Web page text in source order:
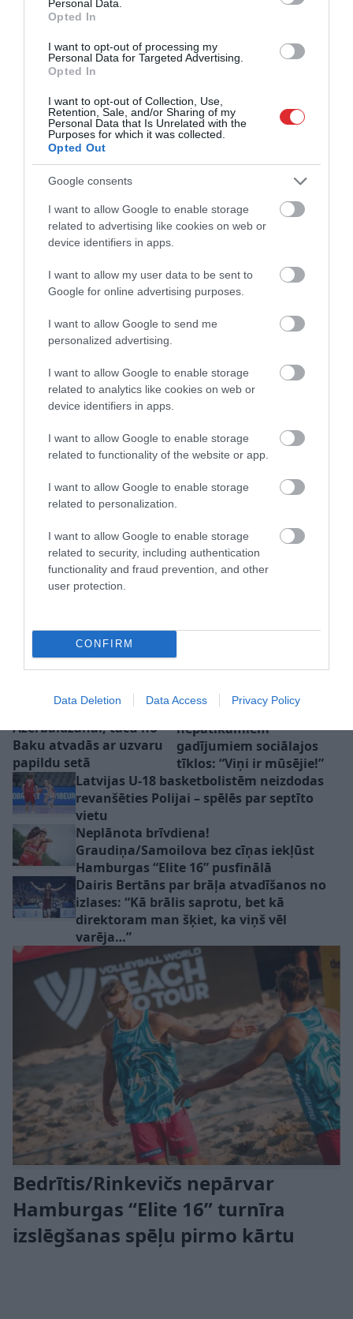
Personal Data.
Opted In
I want to opt-out of processing my
Personal Data for Targeted Advertising.
Opted In
I want to opt-out of Collection, Use,
Retention, Sale, and/or Sharing of my
Personal Data that Is Unrelated with the
Purposes for which it was collected.
Opted Out
Google consents
I want to allow Google to enable storage
related to advertising like cookies on web or
device identifiers in apps.
I want to allow my user data to be sent to
Google for online advertising purposes.
I want to allow Google to send me
personalized advertising.
I want to allow Google to enable storage
related to analytics like cookies on web or
device identifiers in apps.
I want to allow Google to enable storage
related to functionality of the website or app.
I want to allow Google to enable storage
related to personalization.
I want to allow Google to enable storage
related to security, including authentication
functionality and fraud prevention, and other
user protection.
CONFIRM
Data Deletion Data Access Privacy Policy
Latvijas U16 basketbolisti svin
uzvaru pār Turciju otrajā Eiropas
čempionāta mačā
Latvijas izlase pārbaudes
spēlē vēlreiz piekāpjas
Azerbaidžānai, taču no
Baku atvadās ar uzvaru
papildu setā
par Latvijas
basketbolistiem pēc
nepatīkamiem
gadījumiem sociālajos
tīklos: “Viņi ir mūsējie!”
Latvijas U-18 basketbolistēm neizdodas
revanšēties Polijai – spēlēs par septīto
vietu
Neplānota brīvdiena!
Graudiņa/Samoilova bez cīņas iekļūst
Hamburgas “Elite 16” pusfinālā
Dairis Bertāns par brāļa atvadīšanos no
izlases: “Kā brālis saprotu, bet kā
direktoram man šķiet, ka viņš vēl
varēja…”
Bedrītis/Rinkevičs nepārvar
Hamburgas “Elite 16” turnīra
izslēgšanas spēļu pirmo kārtu